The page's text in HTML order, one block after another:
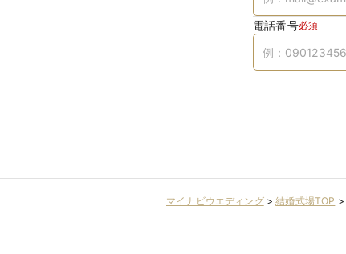
電話番号必須
マイナビウエディング>結婚式場TOP >